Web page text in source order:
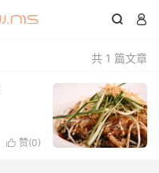
 
共 1 篇文章
 赞(0)